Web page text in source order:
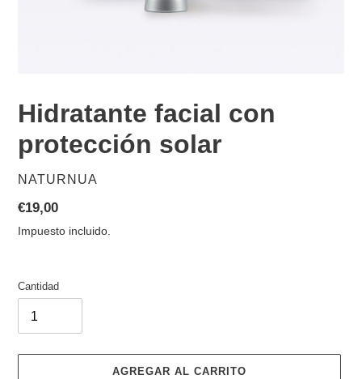
Hidratante facial con
protección solar
PROVEEDOR
NATURNUA
Precio
habitual
€19,00
Impuesto incluido.
Cantidad
AGREGAR AL CARRITO